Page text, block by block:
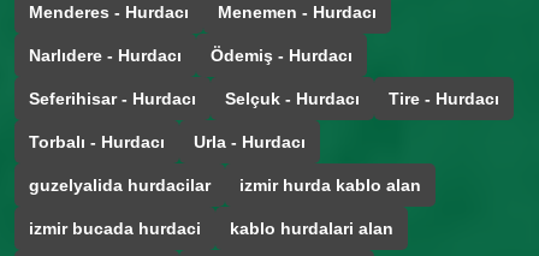
Menderes - Hurdacı Menemen - Hurdacı
Narlıdere - Hurdacı Ödemiş - Hurdacı
Seferihisar - Hurdacı Selçuk - Hurdacı Tire - Hurdacı
Torbalı - Hurdacı Urla - Hurdacı
guzelyalida hurdacilar izmir hurda kablo alan
izmir bucada hurdaci kablo hurdalari alan